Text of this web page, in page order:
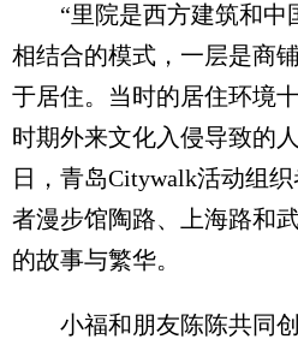
“里院是西方建筑和中
相结合的模式，一层是商
于居住。当时的居住环境
时期外来文化入侵导致的
日，青岛Citywalk活动组
者漫步馆陶路、上海路和
的故事与繁华。
小福和朋友陈陈共同创